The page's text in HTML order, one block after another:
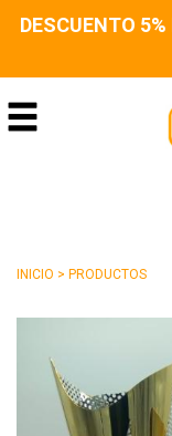
DESCUENTO
INICIO > PRODUCTOS